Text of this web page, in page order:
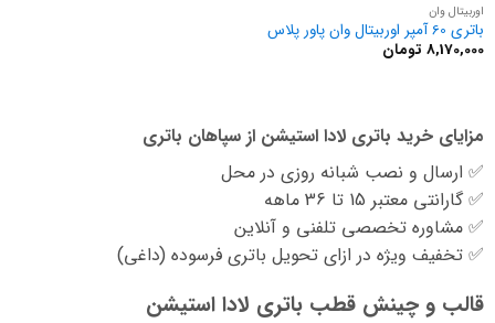
اوربیتال وان
باتری 60 آمپر اوربیتال وان پاور پلاس
8,170,000 تومان
مزایای خرید باتری لادا استیشن از سپاهان باتری
✅ ارسال و نصب شبانه روزی در محل
✅ گارانتی معتبر 15 تا 36 ماهه
✅ مشاوره تخصصی تلفنی و آنلاین
✅ تخفیف ویژه در ازای تحویل باتری فرسوده (داغی)
قالب و چینش قطب باتری لادا استیشن